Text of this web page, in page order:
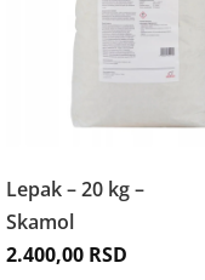
Lepak – 20 kg –
Skamol
2.400,00 RSD